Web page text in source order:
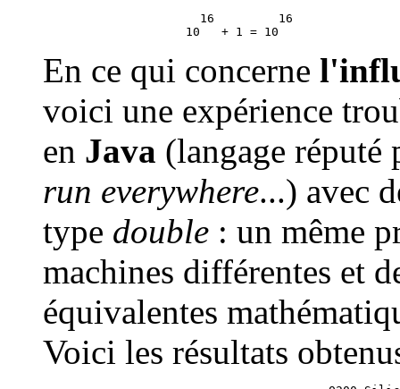
                      16         16
En ce qui concerne
voici une expérience
en Java (langage réputé
run everywhere...) avec
type double : un même
machines différentes et
équivalentes
Voici les résultats